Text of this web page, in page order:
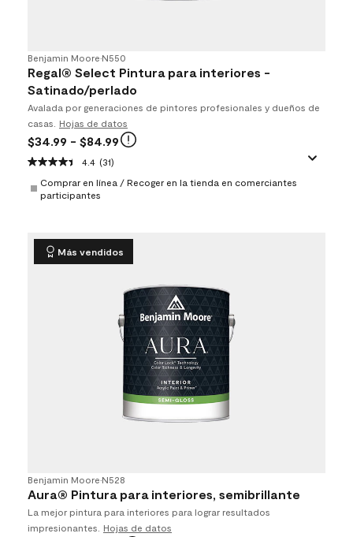
Benjamin Moore•N550
Regal® Select Pintura para interiores -
Satinado/perlado
Avalada por generaciones de pintores profesionales y dueños de
casas.
Hojas de datos
$34.99 - $84.99
4.4 (31)
Comprar en línea / Recoger en la tienda en comerciantes
participantes
Más vendidos
Benjamin Moore•N528
Aura® Pintura para interiores, semibrillante
La mejor pintura para interiores para lograr resultados
impresionantes.
Hojas de datos